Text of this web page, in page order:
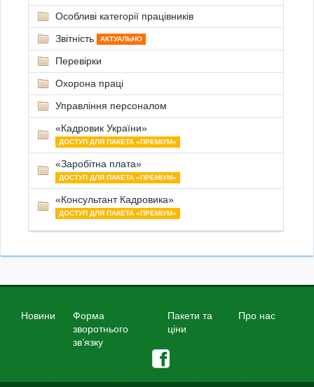
Особливі категорії працівників
Звітність
АКТУАЛЬНО
Перевірки
Охорона праці
Управління персоналом
«Кадровик України»
ДОСТУП ДЛЯ ПАКЕТА «ПРЕМІУМ»
«Заробітна плата»
ДОСТУП ДЛЯ ПАКЕТА «ПРЕМІУМ»
«Консультант Кадровика»
ДОСТУП ДЛЯ ПАКЕТА «ПРЕМІУМ»
Новини
Форма
зворотнього
зв’язку
Пакети та
ціни
Про нас